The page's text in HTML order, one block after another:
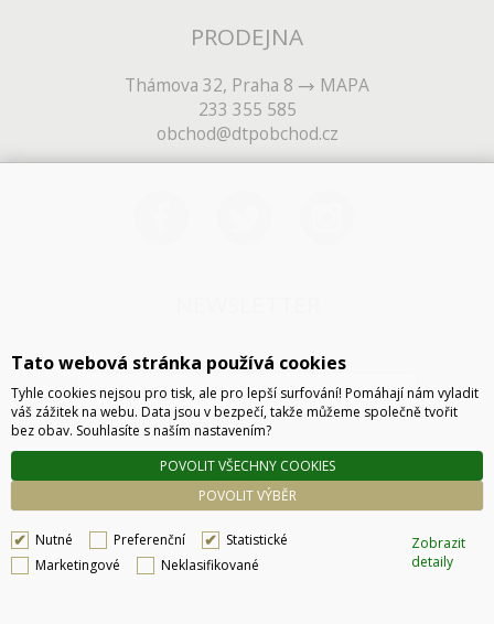
PRODEJNA
Thámova 32, Praha 8
MAPA
233 355 585
obchod@dtpobchod.cz
ODESLAT
Tato webová stránka používá cookies
Tyhle cookies nejsou pro tisk, ale pro lepší surfování! Pomáhají nám vyladit
váš zážitek na webu. Data jsou v bezpečí, takže můžeme společně tvořit
bez obav. Souhlasíte s naším nastavením?
POVOLIT VÝBĚR
POVOLIT VŠECHNY COOKIES
Nutné Preferenční
Statistické
Marketingové
Neklasifikované
Zobrazit
detaily